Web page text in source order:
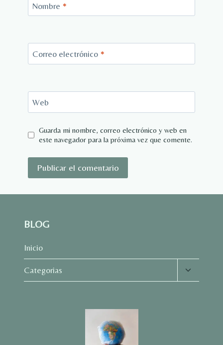
Nombre *
Correo electrónico *
Web
Guarda mi nombre, correo electrónico y web en
este navegador para la próxima vez que comente.
BLOG
Inicio
Categorias
Alternar
menú